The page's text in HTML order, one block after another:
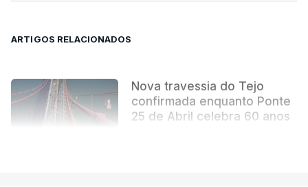
ARTIGOS RELACIONADOS
Nova travessia do Tejo
confirmada enquanto Ponte
25 de Abril celebra 60 anos